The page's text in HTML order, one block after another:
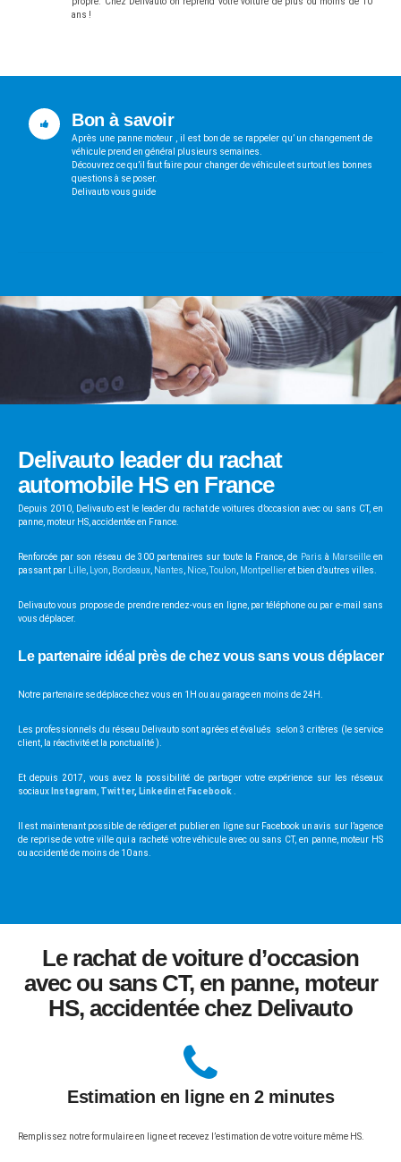
ans !
Bon à savoir
Après une panne moteur , il est bon de se rappeler qu’ un changement de
véhicule prend en général plusieurs semaines.
Découvrez ce qu’il faut faire pour changer de véhicule et surtout les bonnes
questions à se poser.
Delivauto vous guide
Delivauto leader du rachat
automobile HS en France
Depuis 2010, Delivauto est le leader du rachat de voitures d’occasion avec ou sans CT, en
panne, moteur HS, accidentée en France.
Renforcée par son réseau de 300 partenaires sur toute la France, de Paris à Marseilleen
passant par Lille, Lyon, Bordeaux, Nantes, Nice, Toulon, Montpellieret bien d’autres villes.
Delivauto vous propose de prendre rendez-vous en ligne, par téléphone ou par e-mail sans
vous déplacer.
Le partenaire idéal près de chez vous sans vous déplacer
Notre partenaire se déplace chez vous en 1H ou au garage en moins de 24H.
Les professionnels du réseau Delivauto sont agrées et évalués selon 3 critères (le service
client, la réactivité et la ponctualité ).
Et depuis 2017, vous avez la possibilité de partager votre expérience sur les réseaux
sociaux Instagram, Twitter, Linkedin et Facebook.
Il est maintenant possible de rédiger et publier en ligne sur Facebook un avis sur l’agence
de reprise de votre ville qui a racheté votre véhicule avec ou sans CT, en panne, moteur HS
ou accidenté de moins de 10 ans.
Le rachat de voiture d’occasion
avec ou sans CT, en panne, moteur
HS, accidentée chez Delivauto
Estimation en ligne en 2 minutes
Remplissez notre formulaire en ligne et recevez l’estimation de votre voiture même HS.